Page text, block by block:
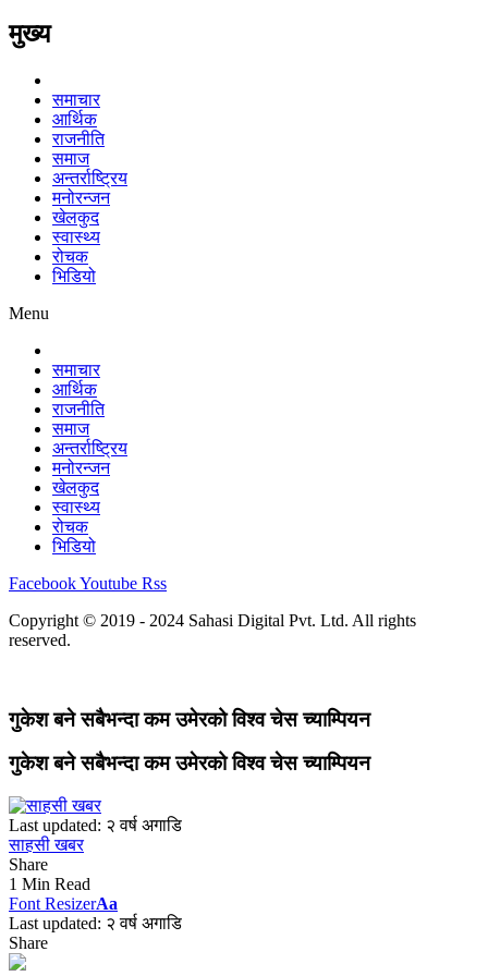
मुख्य
समाचार
आर्थिक
राजनीति
समाज
अन्तर्राष्ट्रिय
मनोरन्जन
खेलकुद
स्वास्थ्य
रोचक
भिडियो
Menu
समाचार
आर्थिक
राजनीति
समाज
अन्तर्राष्ट्रिय
मनोरन्जन
खेलकुद
स्वास्थ्य
रोचक
भिडियो
FacebookYoutube Rss
Copyright © 2019 - 2024 Sahasi Digital Pvt. Ltd. All rights
reserved.
गुकेश बने सबैभन्दा कम उमेरको विश्व चेस च्याम्पियन
गुकेश बने सबैभन्दा कम उमेरको विश्व चेस च्याम्पियन
Last updated: २ वर्ष अगाडि
साहसी खबर
Share
1 Min Read
Font ResizerAa
Last updated: २ वर्ष अगाडि
Share